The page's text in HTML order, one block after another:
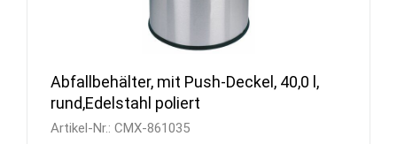
Abfallbehälter, mit Push-Deckel, 40,0 l,
rund,Edelstahl poliert
Artikel-Nr.: CMX-861035